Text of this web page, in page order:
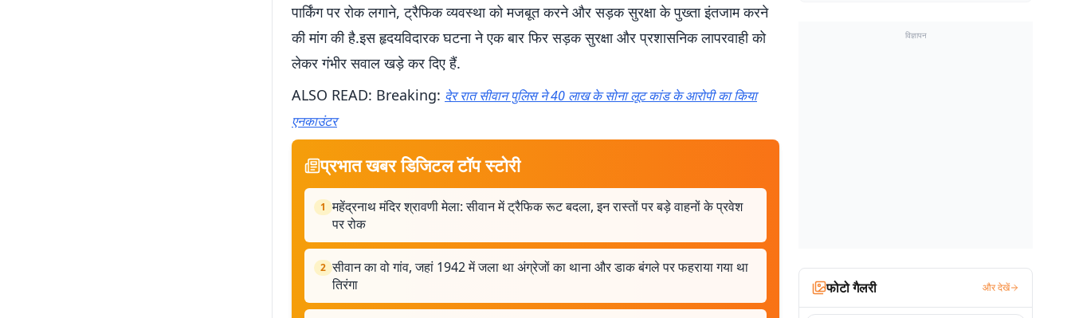
पार्किंग पर रोक लगाने, ट्रैफिक व्यवस्था को मजबूत करने और सड़क सुरक्षा के पुख्ता इंतजाम करने
की मांग की है.इस हृदयविदारक घटना ने एक बार फिर सड़क सुरक्षा और प्रशासनिक लापरवाही को
लेकर गंभीर सवाल खड़े कर दिए हैं.
ALSO READ: Breaking: देर रात सीवान पुलिस ने 40 लाख के सोना लूट कांड के आरोपी का किया
एनकाउंटर
प्रभात खबर डिजिटल टॉप स्टोरी
1 महेंद्रनाथ मंदिर श्रावणी मेला: सीवान में ट्रैफिक रूट बदला, इन रास्तों पर बड़े वाहनों के प्रवेश
पर रोक
2 सीवान का वो गांव, जहां 1942 में जला था अंग्रेजों का थाना और डाक बंगले पर फहराया गया था
तिरंगा
विज्ञापन
फोटो गैलरी और देखें